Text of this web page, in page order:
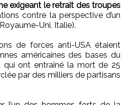
exigeant le retrait des troupes
contre la perspective d’un
Uni, Italie).
de forces anti-USA étaient
américaines des bases du
qui ont entraîné la mort de 25
par des milliers de partisans